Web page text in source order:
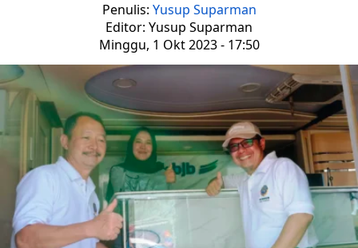
Penulis: Yusup Suparman
Editor: Yusup Suparman
Minggu, 1 Okt 2023 - 17:50